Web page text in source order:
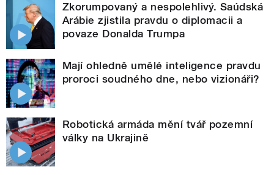
Zkorumpovaný a nespolehlivý. Saúdská
Arábie zjistila pravdu o diplomacii a
povaze Donalda Trumpa
Mají ohledně umělé inteligence pravdu
proroci soudného dne, nebo vizionáři?
Robotická armáda mění tvář pozemní
války na Ukrajině